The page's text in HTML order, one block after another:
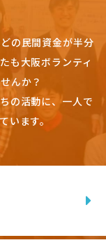
の民間資金が半分
も大阪ボランティ
んか？
の活動に、一人で
います。